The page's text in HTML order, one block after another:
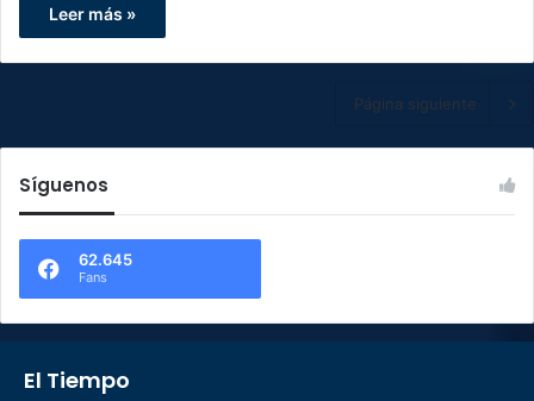
Leer más »
Página siguiente
Síguenos
62.645
Fans
El Tiempo